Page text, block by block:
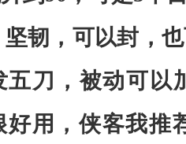
韧，可以封，
五刀，被动可以
好用，侠客我推